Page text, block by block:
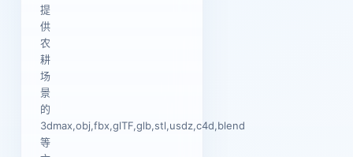
提
供
农
耕
场
景
的
3dmax,obj,fbx,glTF,glb,stl,usdz,c4d,blend
等